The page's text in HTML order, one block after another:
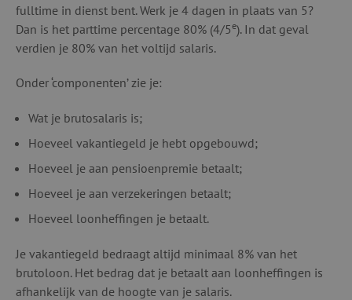
fulltime in dienst bent. Werk je 4 dagen in plaats van 5?
Dan is het parttime percentage 80% (4/5e). In dat geval
verdien je 80% van het voltijd salaris.
Onder ‘componenten’ zie je:
Wat je brutosalaris is;
Hoeveel vakantiegeld je hebt opgebouwd;
Hoeveel je aan pensioenpremie betaalt;
Hoeveel je aan verzekeringen betaalt;
Hoeveel loonheffingen je betaalt.
Je vakantiegeld bedraagt altijd minimaal 8% van het
brutoloon. Het bedrag dat je betaalt aan loonheffingen is
afhankelijk van de hoogte van je salaris.